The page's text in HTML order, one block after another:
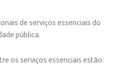
de serviços essenciais do
pública.
os serviços essenciais estão: